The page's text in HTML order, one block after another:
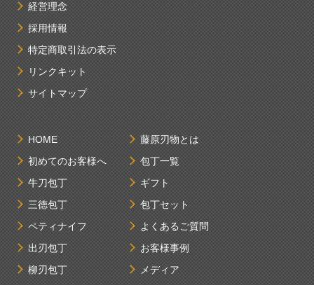
経営理念
採用情報
特定商取引法の表示
リンクキット
サイトマップ
HOME
初めてのお客様へ
牛刀包丁
三徳包丁
ペティナイフ
出刃包丁
柳刃包丁
藤原刃物とは
包丁一覧
ギフト
包丁セット
よくあるご質問
お客様事例
メディア